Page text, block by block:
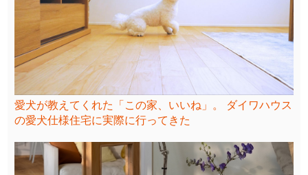
愛犬が教えてくれた「この家、いいね」。 ダイワハウス
の愛犬仕様住宅に実際に行ってきた